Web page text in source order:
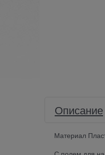
Описание
Материал